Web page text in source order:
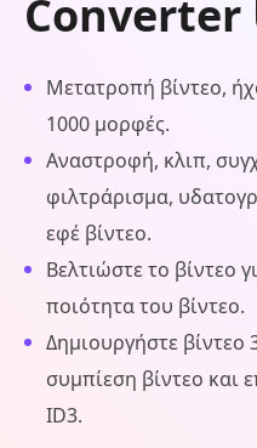
Μετατροπή βίντεο,
1000 μορφές.
Αναστροφή, κλιπ,
φιλτράρισμα,
εφέ βίντεο.
Βελτιώστε το βίντεο
ποιότητα του βίντεο.
Δημιουργήστε βίντεο
συμπίεση βίντεο και
ID3.